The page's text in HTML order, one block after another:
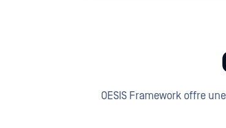
OESIS Framework offre